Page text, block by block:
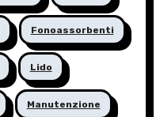
Fonoassorbenti
Lido
Manutenzione